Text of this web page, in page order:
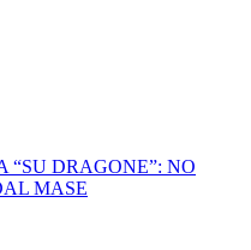
“SU DRAGONE”: NO
MASE